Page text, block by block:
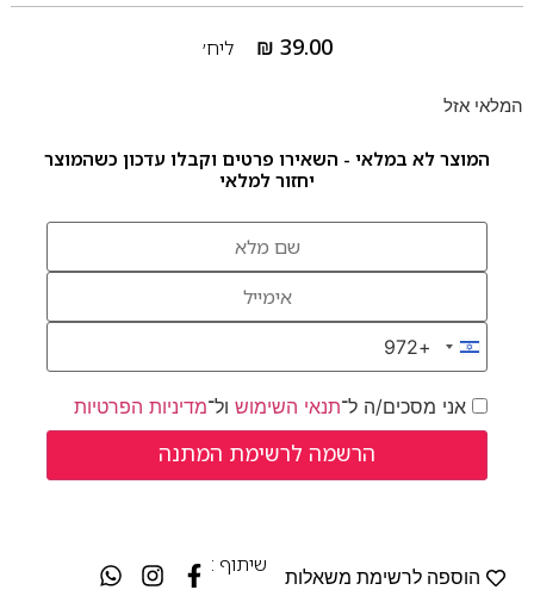
₪ 39.00 ליח׳
המלאי אזל
המוצר לא במלאי - השאירו פרטים וקבלו עדכון כשהמוצר
יחזור למלאי
Israel +972
+972
אני מסכים/ה ל־תנאי השימושול־מדיניות הפרטיות
הוספה לרשימת משאלות
שיתוף :